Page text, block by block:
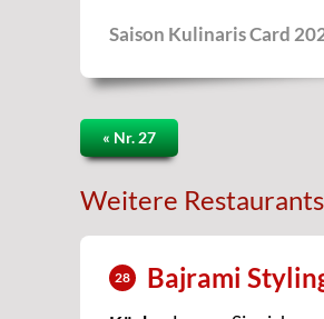
Saison Kulinaris Card
« Nr. 27
Weitere
28 Bajrami